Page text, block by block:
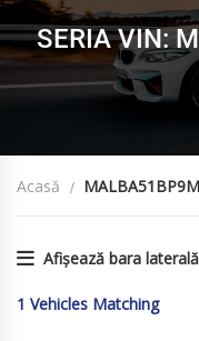
SERIA VIN:
Acasă
Afișează bara laterală
1 Vehicles Matching